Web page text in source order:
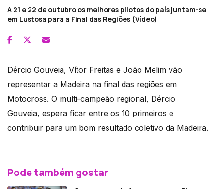
A 21 e 22 de outubro os melhores pilotos do país juntam-se
em Lustosa para a Final das Regiões (Vídeo)
Dércio Gouveia, Vítor Freitas e João Melim vão
representar a Madeira na final das regiões em
Motocross. O multi-campeão regional, Dércio
Gouveia, espera ficar entre os 10 primeiros e
contribuir para um bom resultado coletivo da Madeira.
Pode também gostar